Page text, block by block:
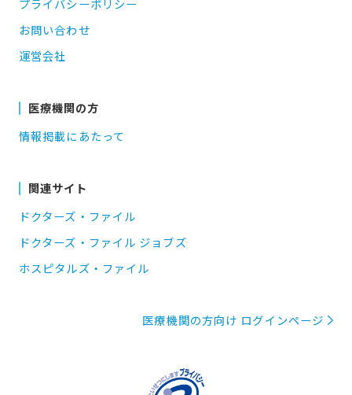
お問い合わせ
運営会社
医療機関の方
情報掲載にあたって
関連サイト
ドクターズ・ファイル
ドクターズ・ファイル ジョブズ
ホスピタルズ・ファイル
医療機関の方向け ログインページ